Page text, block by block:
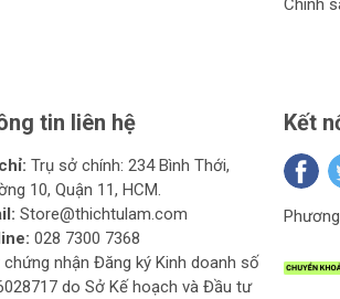
Tại Sao Nên Chọn
tin liên hệ
Trụ sở chính: 234 Bình Thới,
10, Quận 11, HCM.
Store@thichtulam.com
028 7300 7368
chứng nhận Đăng ký Kinh doanh số
do Sở Kế hoạch và Đầu tư
Kết